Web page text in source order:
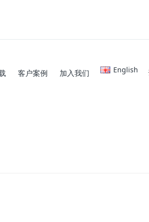
客户案例 加入我们 English